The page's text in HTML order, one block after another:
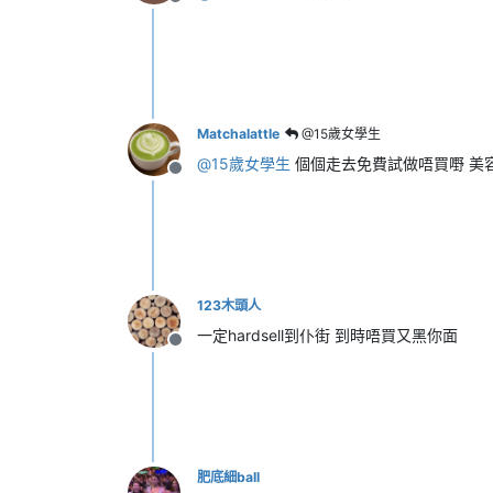
離線
離線
Matchalattle @15歲女學生
@15歲女學生 個個走去免費試做唔買嘢 美
離線
123木頭人
一定hardsell到仆街 到時唔買又黑你面
肥底細ball